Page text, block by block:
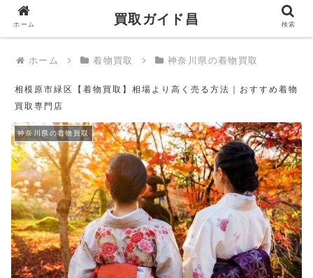
買取ガイド昌
ホーム 着物買取 神奈川県の着物買取
相模原市緑区【着物買取】相場より高く売る方法｜おすすめ着物
買取専門店
神奈川県の着物買取
ホーム 買取ガイド昌 検索